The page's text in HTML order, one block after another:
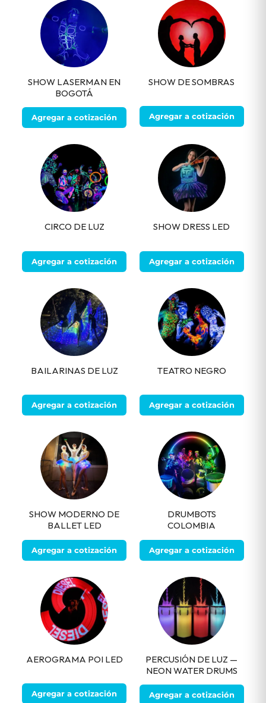
SHOW LASERMAN EN
BOGOTÁ
Agregar a cotización
SHOW DE SOMBRAS
Agregar a cotización
CIRCO DE LUZ
Agregar a cotización
SHOW DRESS LED
Agregar a cotización
BAILARINAS DE LUZ
Agregar a cotización
TEATRO NEGRO
Agregar a cotización
SHOW MODERNO DE
BALLET LED
Agregar a cotización
DRUMBOTS
COLOMBIA
Agregar a cotización
AEROGRAMA POI LED
Agregar a cotización
PERCUSIÓN DE LUZ —
NEON WATER DRUMS
Agregar a cotización